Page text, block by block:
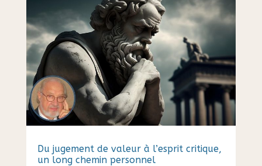
Du jugement de valeur à l’esprit critique,
un long chemin personnel